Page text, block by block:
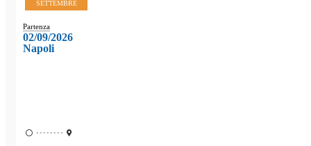
SETTEMBRE
Partenza
02/09/2026
Napoli
••••••••